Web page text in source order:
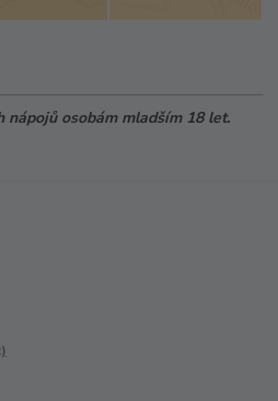
nápojů osobám mladším 18 let.